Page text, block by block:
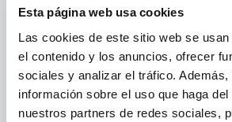
Esta página web usa cookies
Las cookies de este sitio web se
el contenido y los anuncios, ofrecer
sociales y analizar el tráfico. Además,
información sobre el uso que haga
nuestros partners de redes sociales,